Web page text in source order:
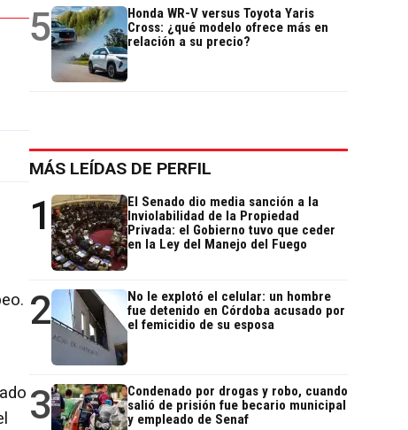
5
Honda WR-V versus Toyota Yaris
Cross: ¿qué modelo ofrece más en
relación a su precio?
MÁS LEÍDAS DE PERFIL
1
El Senado dio media sanción a la
Inviolabilidad de la Propiedad
Privada: el Gobierno tuvo que ceder
en la Ley del Manejo del Fuego
2
No le explotó el celular: un hombre
fue detenido en Córdoba acusado por
el femicidio de su esposa
3
Condenado por drogas y robo, cuando
salió de prisión fue becario municipal
y empleado de Senaf